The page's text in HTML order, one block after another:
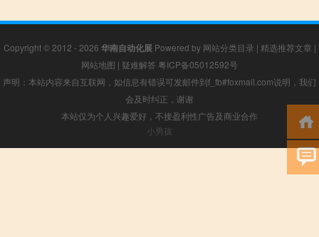
Copyright © 2012 - 2026 华南自动化展Powered by 网站分类目录 | 精选推荐文章 |
网站地图 | 疑难解答 粤ICP备05012592号
声明：本站内容来自互联网，如信息有错误可发邮件到f_fb#foxmail.com说明，我们
会及时纠正，谢谢
本站仅为个人兴趣爱好，不接盈利性广告及商业合作
小男孩